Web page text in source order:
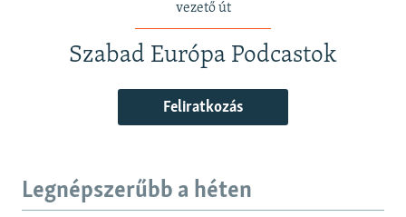
vezető út
Szabad Európa Podcastok
Feliratkozás
Legnépszerűbb a héten